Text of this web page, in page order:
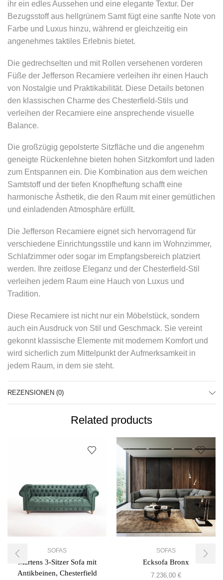
ihr ein edles Aussehen und eine elegante Textur. Der
Bezugsstoff aus hellgrünem Samt fügt eine sanfte Note von
Farbe und Luxus hinzu, während er gleichzeitig ein
angenehmes taktiles Erlebnis bietet.
Die gedrechselten und mit Rollen versehenen vorderen
Füße der Jefferson Recamiere verleihen ihr einen Hauch
von Nostalgie und Praktikabilität. Diese Details betonen
den klassischen Charme des Chesterfield-Stils und
verleihen der Recamiere eine ansprechende visuelle
Balance.
Die großzügig gepolsterte Sitzfläche und die angenehm
geneigte Rückenlehne bieten hohen Sitzkomfort und laden
zum Entspannen ein. Die Kombination aus dem weichen
Samtstoff und der tiefen Knopfheftung schafft eine
harmonische Ästhetik, die den Raum mit einer gemütlichen
und einladenden Atmosphäre erfüllt.
Die Jefferson Recamiere eignet sich hervorragend für
verschiedene Einrichtungsstile und kann im Wohnzimmer,
Schlafzimmer oder sogar im Empfangsbereich platziert
werden. Ihre zeitlose Eleganz und der Chesterfield-Stil
verleihen jedem Raum eine Hauch von Luxus und
Tradition.
Diese Recamiere ist nicht nur ein Möbelstück, sondern
auch ein Ausdruck von Stil und Geschmack. Sie vereint
gekonnt klassische Elemente mit modernem Komfort und
wird sicherlich zum Mittelpunkt der Aufmerksamkeit in
jedem Raum, in dem sie steht.
REZENSIONEN (0)
Related products
SOFAS
Martens 3-Sitzer Sofa mit
Antikbeinen, Chesterfield
SOFAS
Ecksofa Bronx
7.236,00 €